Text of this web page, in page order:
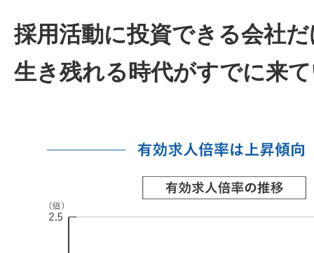
採用活動に投資できる会社
生き残れる時代がすでに来